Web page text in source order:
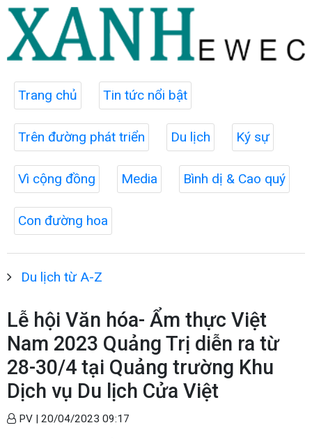
Trang chủ Tin tức nổi bật
Trên đường phát triển Du lịch Ký sự
Vì cộng đồng Media Bình dị & Cao quý
Con đường hoa
Du lịch từ A-Z
Lễ hội Văn hóa- Ẩm thực Việt
Nam 2023 Quảng Trị diễn ra từ
28-30/4 tại Quảng trường Khu
Dịch vụ Du lịch Cửa Việt
PV | 20/04/2023 09:17